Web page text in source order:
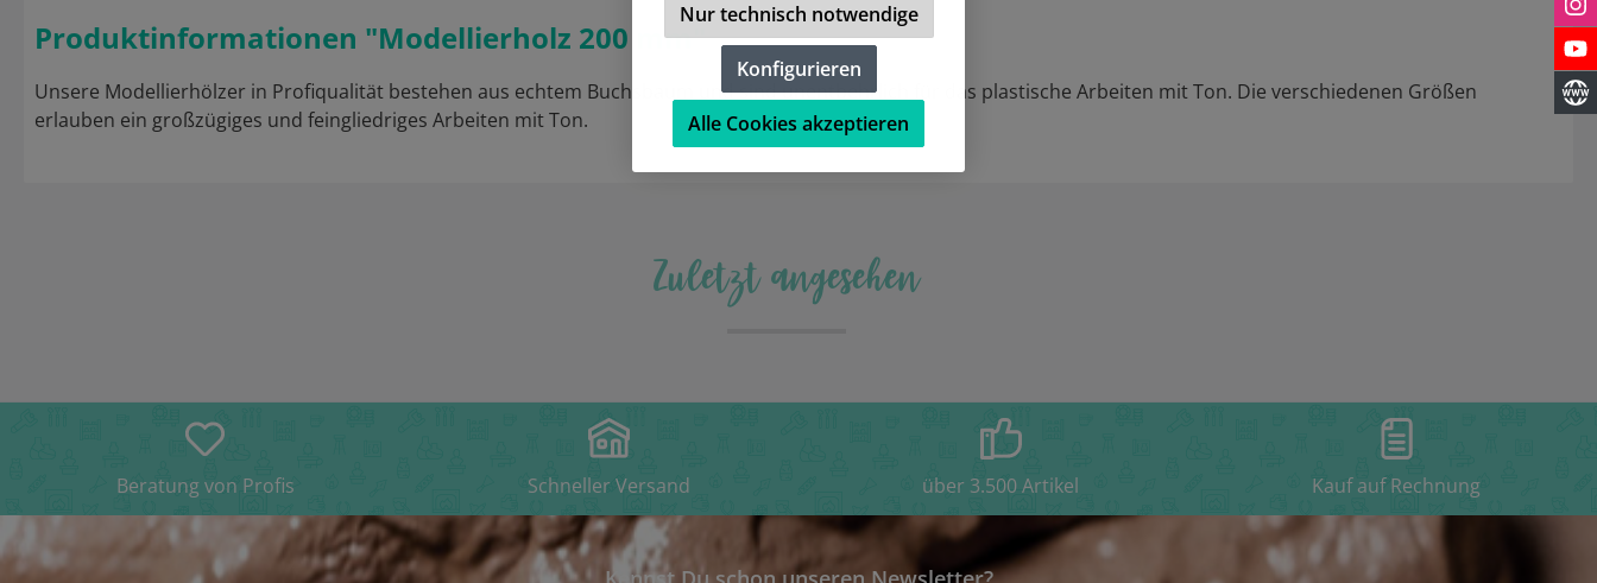
Produktinformationen "Modellierholz 200 mm"
Unsere Modellierhölzer in Profiqualität bestehen aus echtem Buchsbaum und sind unentbehrlich für das plastische Arbeiten mit Ton. Die verschiedenen Größen
erlauben ein großzügiges und feingliedriges Arbeiten mit Ton.
Zuletzt angesehen
Beratung von Profis Schneller Versand über 3.500 Artikel Kauf auf Rechnung
Nur technisch notwendige
Konfigurieren
Alle Cookies akzeptieren